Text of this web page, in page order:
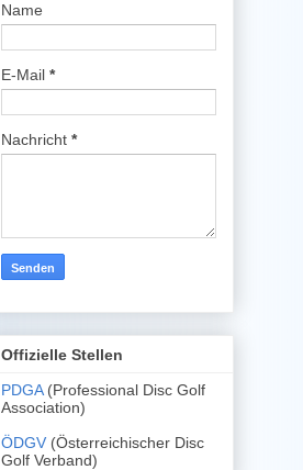
Name
E-Mail *
Nachricht *
Offizielle Stellen
PDGA (Professional Disc Golf
Association)
ÖDGV (Österreichischer Disc
Golf Verband)